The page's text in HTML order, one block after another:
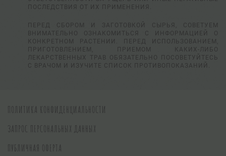
ПОСЛЕДСТВИЯ ОТ ИХ ПРИМЕНЕНИЯ.
ПЕРЕД СБОРОМ И ЗАГОТОВКОЙ СЫРЬЯ, СОВЕТУЕМ
ВНИМАТЕЛЬНО ОЗНАКОМИТЬСЯ С ИНФОРМАЦИЕЙ О
КОНКРЕТНОМ РАСТЕНИИ. ПЕРЕД ИСПОЛЬЗОВАНИЕМ,
ПРИГОТОВЛЕНИЕМ, ПРИЕМОМ КАКИХ-ЛИБО
ЛЕКАРСТВЕННЫХ ТРАВ ОБЯЗАТЕЛЬНО ПОСОВЕТУЙТЕСЬ
С ВРАЧОМ И ИЗУЧИТЕ СПИСОК ПРОТИВОПОКАЗАНИЙ.
ПОЛИТИКА КОНФИДЕНЦИАЛЬНОСТИ
ЗАПРОС ПЕРСОНАЛЬНЫХ ДАННЫХ
ПУБЛИЧНАЯ ОФЕРТА